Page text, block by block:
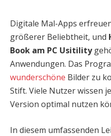
Digitale Mal-Apps
größerer Beliebtheit, und
Book am PC Usitility
Anwendungen. Das
wunderschöne Bilder zu
Stift. Viele Nutzer wissen
Version optimal nutzen
In diesem umfassenden